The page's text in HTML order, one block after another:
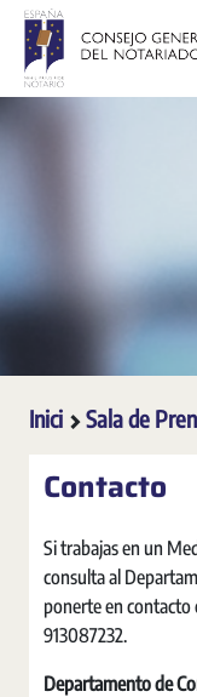
Salta al contingut principal
Inici Sala de
Contacto
Si trabajas en un
consulta al
ponerte en
913087232.
Departamento de